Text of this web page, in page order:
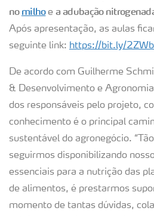
no milhoea adubação
Após apresentação, as aulas
seguinte link: https://bit.ly/
De acordo com Guilherme
& Desenvolvimento e
dos responsáveis pelo projeto,
conhecimento é o principal
sustentável do agronegócio.
seguirmos disponibilizando
essenciais para a nutrição das
de alimentos, é prestarmos
momento de tantas dúvidas,